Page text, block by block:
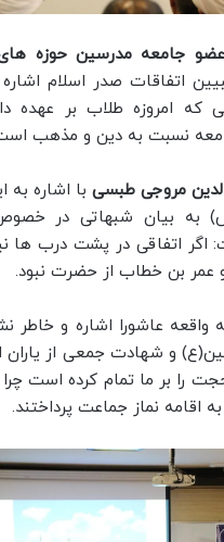
عضو جامعه مدرسین حوزه
اتفاقات صدر اسلام
که امروزه طلاب بر عهده
نسبت به دین و مذهب
مروجی طبسی با اشاره
به بیان شبهاتی در
اتفاقی در پشت درب ها
و عمر بن خطاب از حضرت نبود.
عاشورا اشاره و خاطر
و شهادت جمعی از یاران
را بر ما تمام کرده است
اقامه نماز جماعت پرداختند.